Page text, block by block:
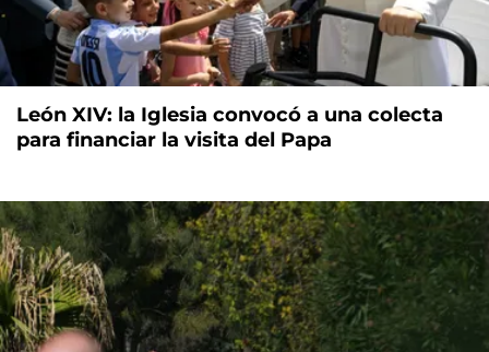
León XIV: la Iglesia convocó a una colecta
para financiar la visita del Papa